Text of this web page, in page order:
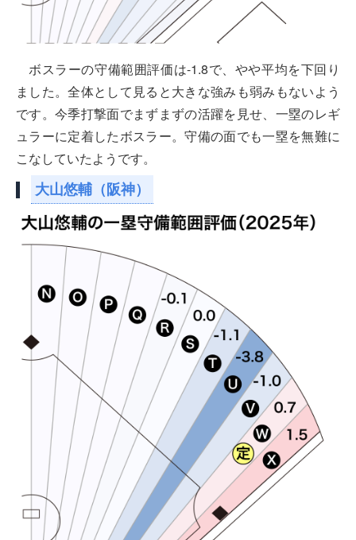
ボスラーの守備範囲評価は-1.8で、やや平均を下回り
ました。全体として見ると大きな強みも弱みもないよう
です。今季打撃面でまずまずの活躍を見せ、一塁のレギ
ュラーに定着したボスラー。守備の面でも一塁を無難に
こなしていたようです。
大山悠輔（阪神）